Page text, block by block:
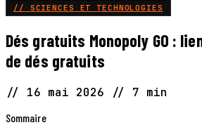
// SCIENCES ET TECHNOLOGIES
Dés gratuits Monopoly GO :
de dés gratuits
// 16 mai 2026 // 7 min
Sommaire